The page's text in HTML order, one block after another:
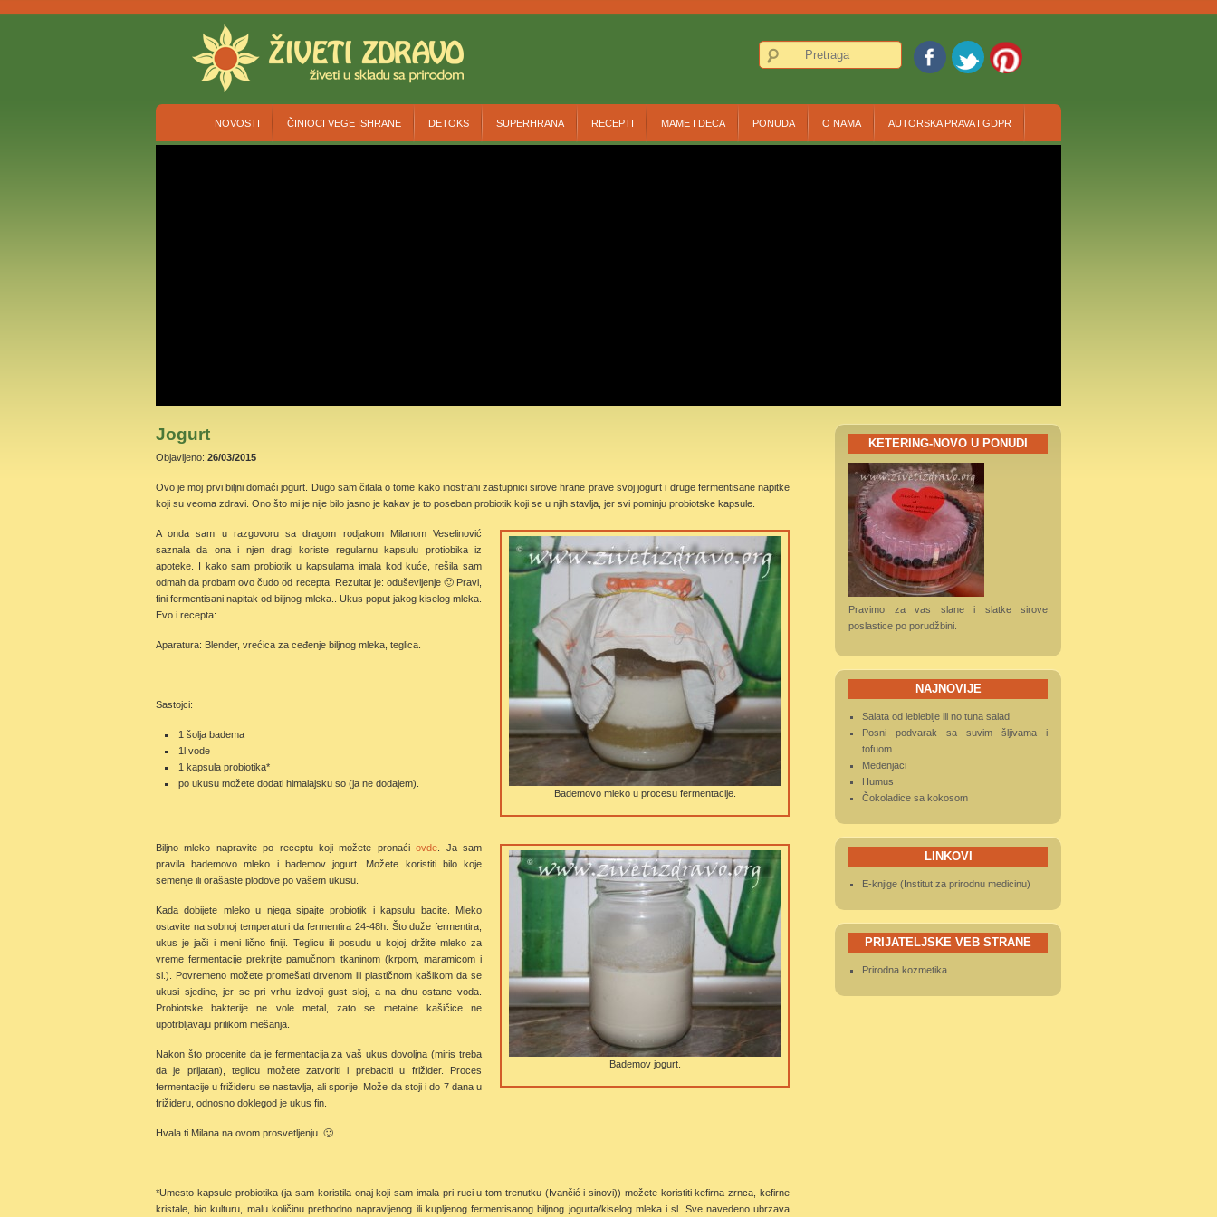
NOVOSTI ČINIOCI VEGE ISHRANE DETOKS SUPERHRANA RECEPTI MAME I DECA PONUDA O NAMA AUTORSKA PRAVA I GDPR
Jogurt
Objavljeno: 26/03/2015
Ovo je moj prvi biljni domaći jogurt. Dugo sam čitala o tome kako inostrani zastupnici sirove hrane prave svoj jogurt i druge fermentisane napitke
koji su veoma zdravi. Ono što mi je nije bilo jasno je kakav je to poseban probiotik koji se u njih stavlja, jer svi pominju probiotske kapsule.
Bademovo mleko u procesu fermentacije.
A onda sam u razgovoru sa dragom rodjakom Milanom Veselinović
saznala da ona i njen dragi koriste regularnu kapsulu protiobika iz
apoteke. I kako sam probiotik u kapsulama imala kod kuće, rešila sam
odmah da probam ovo čudo od recepta. Rezultat je: oduševljenje 🙂 Pravi,
fini fermentisani napitak od biljnog mleka.. Ukus poput jakog kiselog mleka.
Evo i recepta:
Aparatura: Blender, vrećica za ceđenje biljnog mleka, teglica.
Sastojci:
1 šolja badema
1l vode
1 kapsula probiotika*
po ukusu možete dodati himalajsku so (ja ne dodajem).
Bademov jogurt.
Biljno mleko napravite po receptu koji možete pronaćiovde . Ja sam
pravila bademovo mleko i bademov jogurt. Možete koristiti bilo koje
semenje ili orašaste plodove po vašem ukusu.
Kada dobijete mleko u njega sipajte probiotik i kapsulu bacite. Mleko
ostavite na sobnoj temperaturi da fermentira 24-48h. Što duže fermentira,
ukus je jači i meni lično finiji. Teglicu ili posudu u kojoj držite mleko za
vreme fermentacije prekrijte pamučnom tkaninom (krpom, maramicom i
sl.). Povremeno možete promešati drvenom ili plastičnom kašikom da se
ukusi sjedine, jer se pri vrhu izdvoji gust sloj, a na dnu ostane voda.
Probiotske bakterije ne vole metal, zato se metalne kašičice ne
upotrbljavaju prilikom mešanja.
Nakon što procenite da je fermentacija za vaš ukus dovoljna (miris treba
da je prijatan), teglicu možete zatvoriti i prebaciti u frižider. Proces
fermentacije u frižideru se nastavlja, ali sporije. Može da stoji i do 7 dana u
frižideru, odnosno doklegod je ukus fin.
Hvala ti Milana na ovom prosvetljenju. 🙂
*Umesto kapsule probiotika (ja sam koristila onaj koji sam imala pri ruci u tom trenutku (Ivančić i sinovi)) možete koristiti kefirna zrnca, kefirne
kristale, bio kulturu, malu količinu prethodno napravljenog ili kupljenog fermentisanog biljnog jogurta/kiselog mleka i sl. Sve navedeno ubrzava
KETERING-NOVO U PONUDI
Pravimo za vas slane i slatke sirove
poslastice po porudžbini.
NAJNOVIJE
Salata od leblebije ili no tuna salad
Posni podvarak sa suvim šljivama i
tofuom
Medenjaci
Humus
Čokoladice sa kokosom
LINKOVI
E-knjige (Institut za prirodnu medicinu)
PRIJATELJSKE VEB STRANE
Prirodna kozmetika